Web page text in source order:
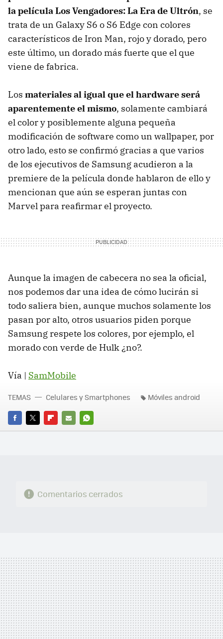
la película Los Vengadores: La Era de Ultrón, se
trata de un Galaxy S6 o S6 Edge con colores
característicos de Iron Man, rojo y dorado, pero
este último, un dorado más fuerte que el que
viene de fabrica.
Los materiales al igual que el hardware será
aparentemente el mismo, solamente cambiará
el color y posiblemente alguna pequeña
modificación de software como un wallpaper, por
otro lado, esto se confirmó gracias a que varios
de los ejecutivos de Samsung acudieron a la
premiere de la película donde hablaron de ello y
mencionan que aún se esperan juntas con
Marvel para reafirmar el proyecto.
Aunque la imagen de cabecera no sea la oficial,
nos podemos dar una idea de cómo lucirán si
todo saliera bien, aunque muchos solamente los
pasan por alto, otros usuarios piden porque
Samsung respete los colores, por ejemplo, el
morado con verde de Hulk ¿no?.
Vía | SamMobile
FACEBOOK
TWITTERFLIPBOARD
E-
WHATSAPP
TEMAS Celulares y Smartphones Móviles android
Comentarios cerrados